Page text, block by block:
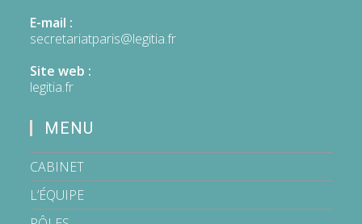
E-mail :
secretariatparis@legitia.frS’ouvre
Site web :
legitia.fr
MENU
CABINET
L’ÉQUIPE